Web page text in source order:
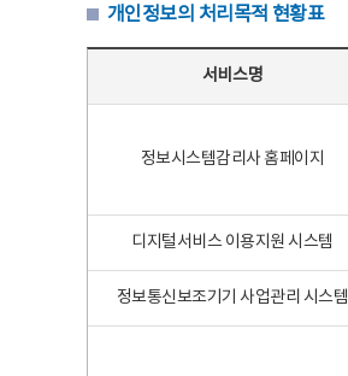
개인정보의 처리목적 현황표
서비스명
정보시스템감리사 홈페이지
디지털서비스 이용지원 시스템
정보통신보조기기 사업관리 시스템